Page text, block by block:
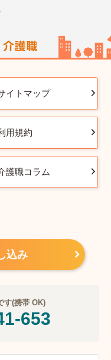
イトマップ
用規約
護職コラム
込み
す(携帯 OK)
653